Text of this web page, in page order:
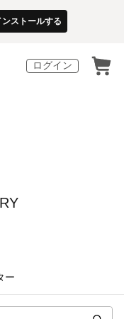
ンストールする
ログイン
ー